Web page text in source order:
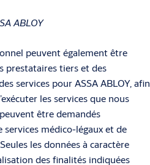
ABLOY
peuvent également être
prestataires tiers et des
services pour ASSA ABLOY, afin
les services que nous
être demandés
médico-légaux et de
les données à caractère
des finalités indiquées